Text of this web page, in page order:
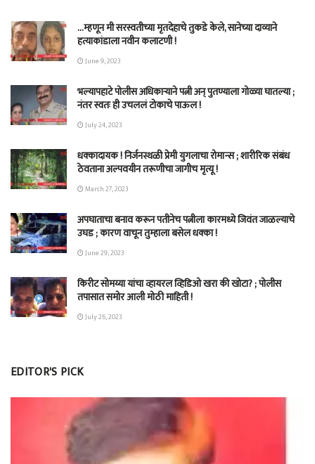
…म्हणून मी सरस्वतीच्या मृतदेहाचे तुकडे केले, सानेच्या दाव्याने
हत्याकांडाला नवीन कलाटणी !
June 9, 2023
भल्यापहाटे पोलीस अधिकाऱ्याने पत्नी अन् पुतण्याला गोळ्या घातल्या ;
नंतर स्वतः ही उचललं टोकाचे पाऊल !
July 24, 2023
धक्कादायक ! निर्जनस्थळी प्रेमी युगलाचा रोमान्स ; शारीरिक संबंध
ठेवताना अल्पवयीन तरूणीचा जागीच मृत्यू !
March 27, 2023
अपघाताचा बनाव करून पतीनेच‎ पत्नीला कारमध्ये जिवंत जाळल्याचे
उघड ; कारण वाचून तुम्हाला बसेल धक्का !
June 29, 2023
किरीट सोमय्या यांचा व्हायरल व्हिडिओ खरा की खोटा? ; पोलीस
तपासात समोर आली मोठी माहिती !
July 26, 2023
EDITOR'S PICK